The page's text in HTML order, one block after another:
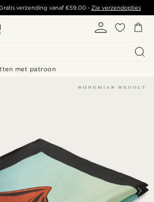
verzending vanaf €59,00- Zie verzendopties
met patroon